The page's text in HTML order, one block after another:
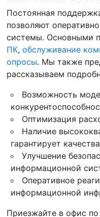
Постоянная
позволяют
системы. Основными
ПК, обслуживание
опросы. Мы также
рассказываем
Возможность
Оптимизация
Наличие
гарантирует
Улучшение
информационной
Оперативное
информационной
Приезжайте в офис